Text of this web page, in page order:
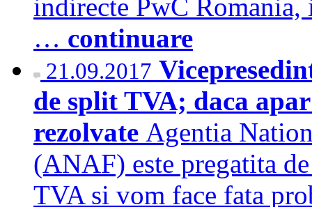
indirecte PwC
… continuare
21.09.2017
de split TVA; daca
rezolvate Agentia
(ANAF) este pregatita
TVA si vom face fata